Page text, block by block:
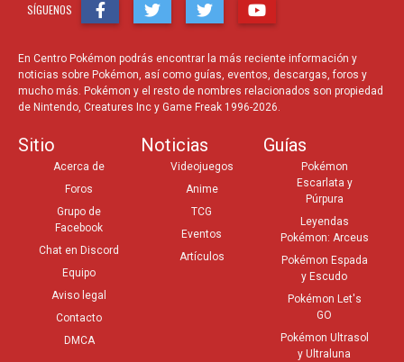
SÍGUENOS
En Centro Pokémon podrás encontrar la más reciente información y
noticias sobre Pokémon, así como guías, eventos, descargas, foros y
mucho más. Pokémon y el resto de nombres relacionados son propiedad
de Nintendo, Creatures Inc y Game Freak 1996-2026.
Sitio
Acerca de
Foros
Grupo de
Facebook
Chat en Discord
Equipo
Aviso legal
Contacto
DMCA
Noticias
Videojuegos
Anime
TCG
Eventos
Artículos
Guías
Pokémon
Escarlata y
Púrpura
Leyendas
Pokémon: Arceus
Pokémon Espada
y Escudo
Pokémon Let's
GO
Pokémon Ultrasol
y Ultraluna